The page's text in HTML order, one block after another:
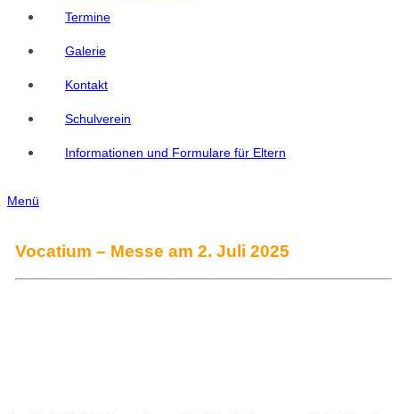
Termine
Galerie
Kontakt
Schulverein
Informationen und Formulare für Eltern
Menü
Vocatium – Messe am 2. Juli 2025